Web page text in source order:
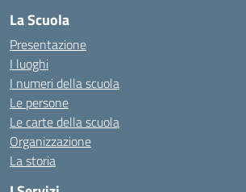
La Scuola
Presentazione
I luoghi
I numeri della scuola
Le persone
Le carte della scuola
Organizzazione
La storia